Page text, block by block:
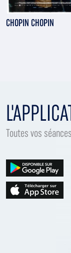
CHOPIN CHOPIN
Toutes vos